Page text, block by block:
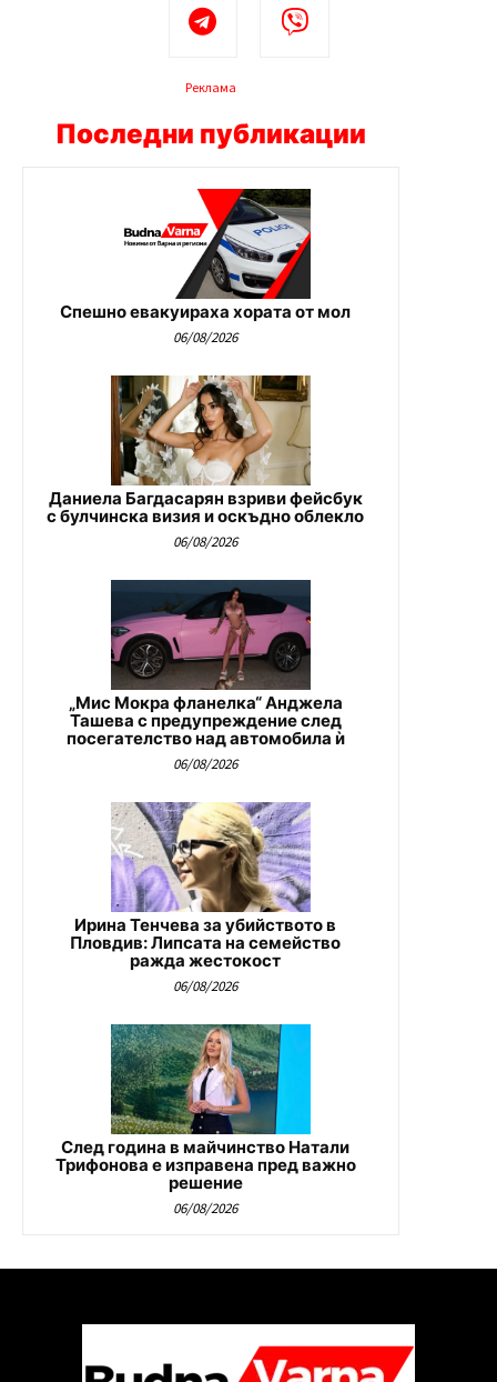
Реклама
Последни публикации
Спешно евакуираха хората от мол
06/08/2026
Даниела Багдасарян взриви фейсбук
с булчинска визия и оскъдно облекло
06/08/2026
„Мис Мокра фланелка“ Анджела
Ташева с предупреждение след
посегателство над автомобила ѝ
06/08/2026
Ирина Тенчева за убийството в
Пловдив: Липсата на семейство
ражда жестокост
06/08/2026
След година в майчинство Натали
Трифонова е изправена пред важно
решение
06/08/2026